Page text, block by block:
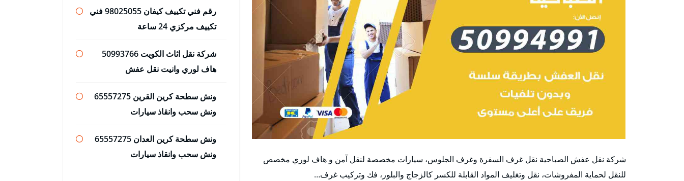
شركة نقل عفش الصباحية نقل غرف السفرة وغرف الجلوس، سيارات مخصصة لنقل آمن و هاف لوري مخصص
للنقل لحماية المفروشات، نقل وتغليف المواد القابلة للكسر كالزجاج والبلور، فك وتركيب غرف…
رقم فني تكييف كيفان 98025055 فني
تكييف مركزي 24 ساعة
شركة نقل اثاث الكويت 50993766
هاف لوري وانيت نقل عفش
ونش سطحة كرين القرين 65557275
ونش سحب وانقاذ سيارات
ونش سطحة كرين العدان 65557275
ونش سحب وانقاذ سيارات